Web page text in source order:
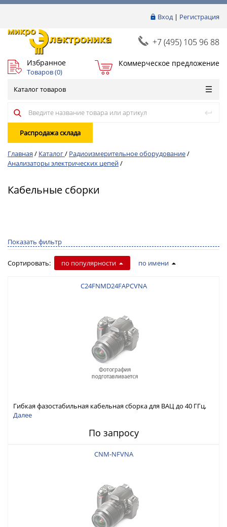
Вход| Регистрация
+7 (495) 105 96 88
Избранное
Товаров (0)
Коммерческое предложение
Каталог товаров
Распродажа склада
Главная / Каталог/ Радиоизмерительное оборудование/
Анализаторы электрических цепей/
Кабельные сборки
Показать фильтр
Сортировать: по популярности по имени
C24FNMD24FAPCVNA
Гибкая фазостабильная кабельная сборка для ВАЦ до 40 ГГц,
NMD2.4 Розетка - APC2.4 Вилка
Далее
По запросу
CNM-NFVNA